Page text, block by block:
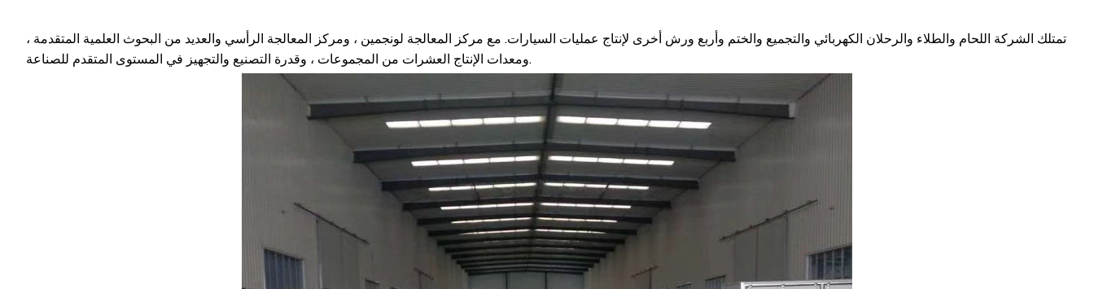
تمتلك الشركة اللحام والطلاء والرحلان الكهربائي والتجميع والختم وأربع ورش أخرى لإنتاج عمليات السيارات. مع مركز المعالجة لونجمين ، ومركز المعالجة الرأسي والعديد من البحوث العلمية المتقدمة ،
ومعدات الإنتاج العشرات من المجموعات ، وقدرة التصنيع والتجهيز في المستوى المتقدم للصناعة.